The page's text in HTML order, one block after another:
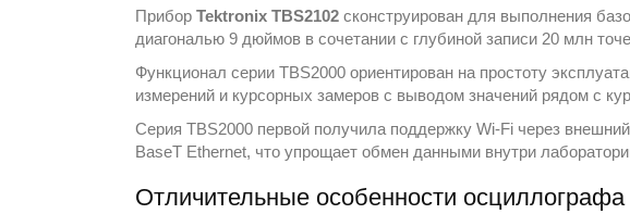
ПриборTektronix TBS2102 сконструирован для выполнения
диагональю 9 дюймов в сочетании с глубиной записи 20 млн
Функционал серии TBS2000 ориентирован на простоту
измерений и курсорных замеров с выводом значений рядом с
Серия TBS2000 первой получила поддержку Wi‑Fi через
BaseT Ethernet, что упрощает обмен данными внутри
Отличительные особенности